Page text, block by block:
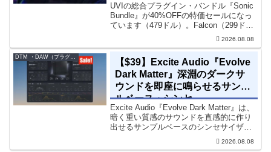
UVIの総合プラグイン・バンドル『Sonic
Bundle』が40%OFFの特価セールになっ
ています（479ドル）。Falcon（299ド
ル）も入っています。UVI Sonic Bundle
2026.08.08
【$39】Excite Audio『Evolve
Dark Matter』深淵のダークサ
ウンドを即座に鳴らせるサンプ
ルベース・シンセ
Excite Audio『Evolve Dark Matter』は、
暗く重い質感のサウンドを直感的に作り
出せるサンプルベースのシンセサイザー
です。ダークD&Bやアトモスフェリッ
ク・テクノ、シネマティック作品に適し
2026.08.08